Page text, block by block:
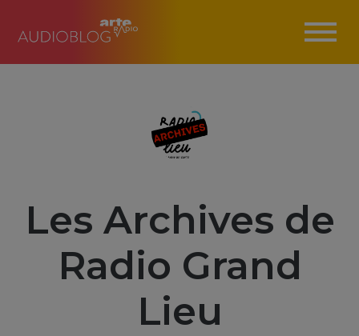
Les Archives de
Radio Grand
Lieu